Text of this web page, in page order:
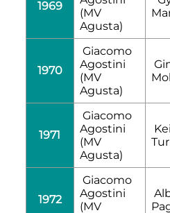
1969
(MV
Agusta)
1970
Giacomo
Agostini
(MV
Agusta)
1971
Giacomo
Agostini
(MV
Agusta)
1972
Giacomo
Agostini
(MV